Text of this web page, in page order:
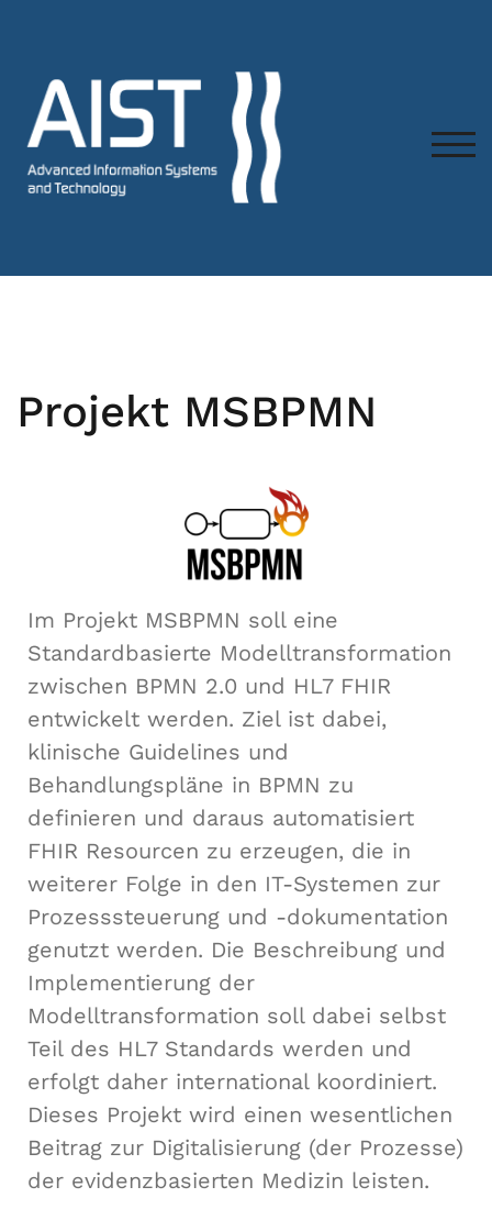
Projekt MSBPMN
Im Projekt MSBPMN soll eine
Standardbasierte Modelltransformation
zwischen BPMN 2.0 und HL7 FHIR
entwickelt werden. Ziel ist dabei,
klinische Guidelines und
Behandlungspläne in BPMN zu
definieren und daraus automatisiert
FHIR Resourcen zu erzeugen, die in
weiterer Folge in den IT-Systemen zur
Prozesssteuerung und -dokumentation
genutzt werden. Die Beschreibung und
Implementierung der
Modelltransformation soll dabei selbst
Teil des HL7 Standards werden und
erfolgt daher international koordiniert.
Dieses Projekt wird einen wesentlichen
Beitrag zur Digitalisierung (der Prozesse)
der evidenzbasierten Medizin leisten.